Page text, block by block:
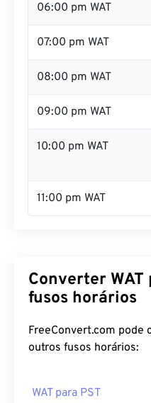
06:00 pm WAT
07:00 pm WAT
08:00 pm WAT
09:00 pm WAT
10:00 pm WAT
11:00 pm WAT
Converter WAT
fusos horários
FreeConvert.com pode
outros fusos horários:
WAT para PST